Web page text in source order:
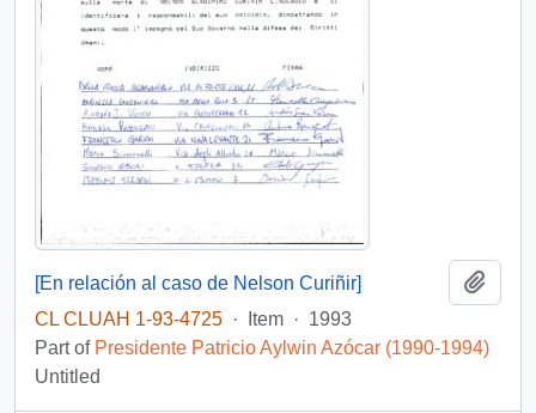
[En relación al caso de Nelson Curiñir]
CL CLUAH 1-93-4725 · Item · 1993
Part of Presidente Patricio Aylwin Azócar (1990-1994)
Untitled